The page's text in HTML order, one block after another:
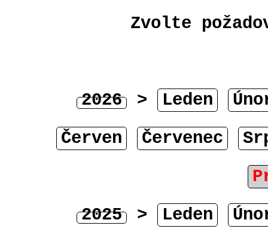
Zvolte
2026 > Leden
Červen
Červenec
2025 > Leden